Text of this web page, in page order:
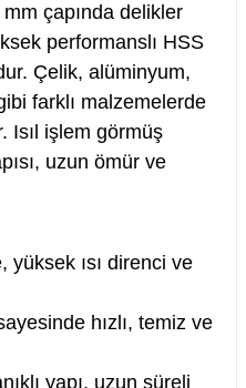
çapında delikler
performanslı HSS
Çelik, alüminyum,
farklı malzemelerde
Isıl işlem görmüş
uzun ömür ve
ısı direnci ve
hızlı, temiz ve
yapı, uzun süreli